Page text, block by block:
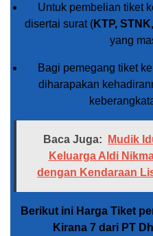
Untuk pembelian tiket
disertai surat (KTP,
yang
Bagi pemegang tiket
diharapakan
Baca Juga:
Mudik
Keluarga Aldi
dengan Kendaraan
Berikut ini Harga Tiket
Kirana 7 dari PT